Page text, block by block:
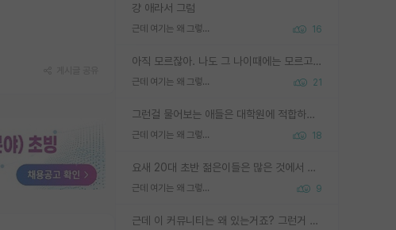
걍 애라서 그럼
근데 여기는 왜 그렇게 SPK를 물어보는거임? 16
아직 모르잖아. 나도 그 나이때에는 모르고 평가 받고 안심하고 싶었어.
근데 여기는 왜 그렇게 SPK를 물어보는거임? 21
그런걸 물어보는 애들은 대학원에 적합하지 않다
근데 여기는 왜 그렇게 SPK를 물어보는거임? 18
요새 20대 초반 젊은이들은 많은 것에서 가성비를 따지더라고요. 내가 이 정도 인풋을 넣었을 때 그만큼 아웃풋이 나올 것인가? 사실 아웃풋이 인풋 대비 리니어하게 나오지 않는 영역을 시도하기 싫어한다는 느낌입니다.
근데 여기는 왜 그렇게 SPK를 물어보는거임? 9
근데 이 커뮤니티는 왜 있는거죠? 그런거 쉽게 물어볼수있어서 있는거 아닌가요? 그렇게 보기 싫으면 커뮤니티도 하지마시지 그러면